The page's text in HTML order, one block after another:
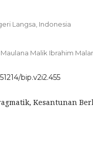
Langsa, Indonesia
Malik Ibrahim
bip.v2i2.455
Kesantunan